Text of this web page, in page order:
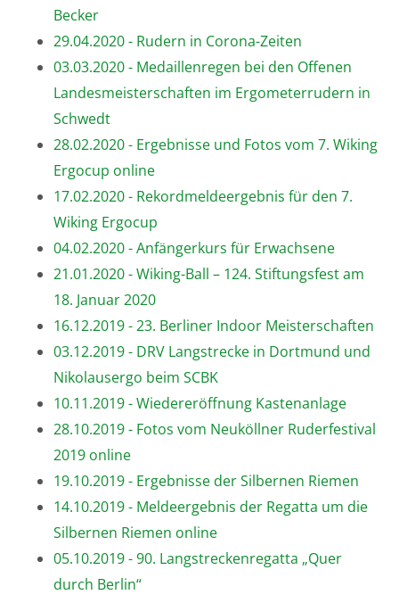
Becker
29.04.2020 - Rudern in Corona-Zeiten
03.03.2020 - Medaillenregen bei den Offenen
Landesmeisterschaften im Ergometerrudern in
Schwedt
28.02.2020 - Ergebnisse und Fotos vom 7. Wiking
Ergocup online
17.02.2020 - Rekordmeldeergebnis für den 7.
Wiking Ergocup
04.02.2020 - Anfängerkurs für Erwachsene
21.01.2020 - Wiking-Ball – 124. Stiftungsfest am
18. Januar 2020
16.12.2019 - 23. Berliner Indoor Meisterschaften
03.12.2019 - DRV Langstrecke in Dortmund und
Nikolausergo beim SCBK
10.11.2019 - Wiedereröffnung Kastenanlage
28.10.2019 - Fotos vom Neuköllner Ruderfestival
2019 online
19.10.2019 - Ergebnisse der Silbernen Riemen
14.10.2019 - Meldeergebnis der Regatta um die
Silbernen Riemen online
05.10.2019 - 90. Langstreckenregatta „Quer
durch Berlin“